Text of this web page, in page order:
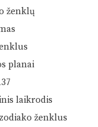
ženklų
planai
laikrodis
ženklus